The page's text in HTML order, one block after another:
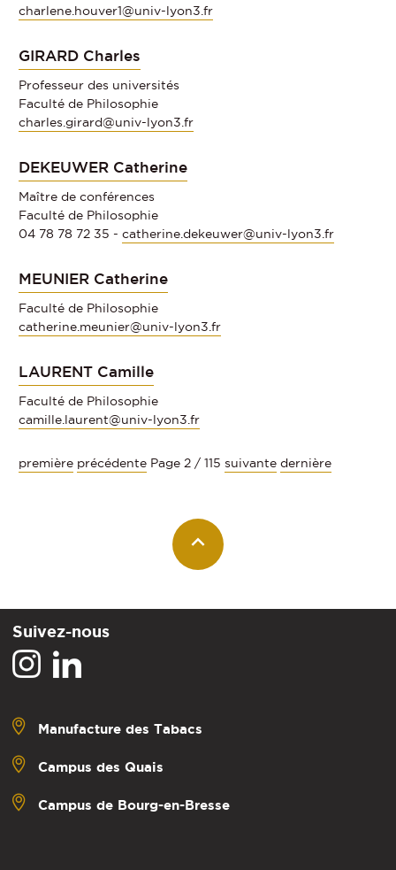
charlene.houver1@univ-lyon3.fr
GIRARD Charles
Professeur des universités
Faculté de Philosophie
charles.girard@univ-lyon3.fr
DEKEUWER Catherine
Maître de conférences
Faculté de Philosophie
04 78 78 72 35 - catherine.dekeuwer@univ-lyon3.fr
MEUNIER Catherine
Faculté de Philosophie
catherine.meunier@univ-lyon3.fr
LAURENT Camille
Faculté de Philosophie
camille.laurent@univ-lyon3.fr
première précédente Page 2 / 115 suivante dernière
Suivez-nous
Manufacture des Tabacs
Campus des Quais
Campus de Bourg-en-Bresse